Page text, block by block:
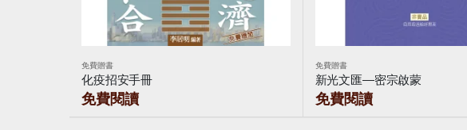
免費贈書
化疫招安手冊
免費閱讀
免費贈書
新光文匯—密宗啟蒙
免費閱讀